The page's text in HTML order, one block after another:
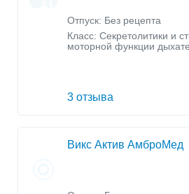
Отпуск: Без рецепта
Класс: Секретолитики и
моторной функции
3 отзыва
Викс Актив АмброМед